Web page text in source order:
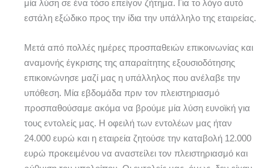
μία λύση σε ένα τόσο επείγον ζήτημα. Για το λόγο αυτό
εστάλη εξώδικο προς την ίδια την υπάλληλο της εταιρείας.
Μετά από πολλές ημέρες προσπαθειών επικοινωνίας και
αναμονής έγκρισης της απαραίτητης εξουσιοδότησης
επικοινώνησε μαζί μας η υπάλληλος που ανέλαβε την
υπόθεση. Μία εβδομάδα πριν τον πλειστηριασμό
προσπαθούσαμε ακόμα να βρούμε μία λύση ευνοϊκή για
τους εντολείς μας. Η οφειλή των εντολέων μας ήταν
24.000 ευρώ και η εταιρεία ζητούσε την καταβολή 12.000
ευρώ προκειμένου να αναστείλει τον πλειστηριασμό και